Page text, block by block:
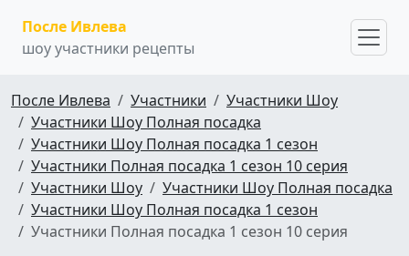
После Ивлева
шоу участники рецепты
После Ивлева Участники
Участники Шоу
Участники Шоу Полная посадка
Участники Шоу Полная посадка 1 сезон
Участники Полная посадка 1 сезон 10 серия
Участники Шоу
Участники Шоу Полная посадка
Участники Шоу Полная посадка 1 сезон
Участники Полная посадка 1 сезон 10 серия